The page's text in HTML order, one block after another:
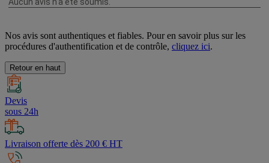
Nos avis sont authentiques et fiables. Pour en savoir plus sur les
procédures d'authentification et de contrôle, cliquez ici.
Retour en haut
Devis
sous 24h
Livraison offerte dès 200 € HT